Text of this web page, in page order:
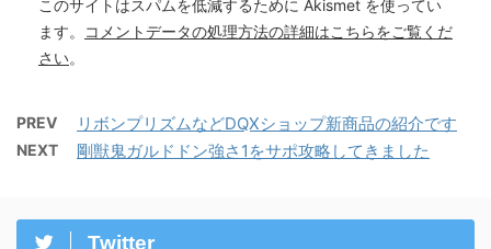
このサイトはスパムを低減するために Akismet を使ってい
ます。
コメントデータの処理方法の詳細はこちらをご覧くだ
さい。
PREV リボンプリズムなどDQXショップ新商品の紹介です
NEXT 剛獣鬼ガルドドン強さ1をサポ攻略してきました
Twitter